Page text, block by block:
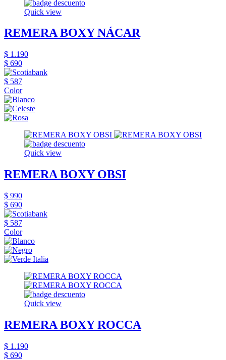
Quick view
REMERA BOXY NÁCAR
$ 1.190
$ 690
$ 587
Color
Quick view
REMERA BOXY OBSI
$ 990
$ 690
$ 587
Color
Quick view
REMERA BOXY ROCCA
$ 1.190
$ 690